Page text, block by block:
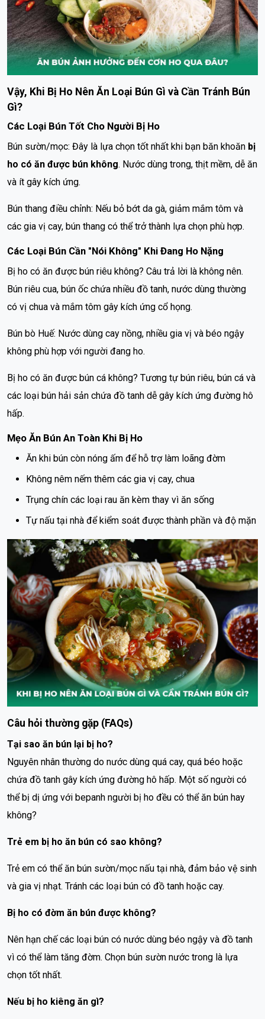
Vậy, Khi Bị Ho Nên Ăn Loại Bún Gì và Cần Tránh Bún
Gì?
Các Loại Bún Tốt Cho Người Bị Ho
Bún sườn/mọc: Đây là lựa chọn tốt nhất khi bạn băn khoăn bị
ho có ăn được bún không. Nước dùng trong, thịt mềm, dễ ăn
và ít gây kích ứng.
Bún thang điều chỉnh: Nếu bỏ bớt da gà, giảm mắm tôm và
các gia vị cay, bún thang có thể trở thành lựa chọn phù hợp.
Các Loại Bún Cần "Nói Không" Khi Đang Ho Nặng
Bị ho có ăn được bún riêu không? Câu trả lời là không nên.
Bún riêu cua, bún ốc chứa nhiều đồ tanh, nước dùng thường
có vị chua và mắm tôm gây kích ứng cổ họng.
Bún bò Huế: Nước dùng cay nồng, nhiều gia vị và béo ngậy
không phù hợp với người đang ho.
Bị ho có ăn được bún cá không? Tương tự bún riêu, bún cá và
các loại bún hải sản chứa đồ tanh dễ gây kích ứng đường hô
hấp.
Mẹo Ăn Bún An Toàn Khi Bị Ho
Ăn khi bún còn nóng ấm để hỗ trợ làm loãng đờm
Không nêm nếm thêm các gia vị cay, chua
Trụng chín các loại rau ăn kèm thay vì ăn sống
Tự nấu tại nhà để kiểm soát được thành phần và độ mặn
Câu hỏi thường gặp (FAQs)
Tại sao ăn bún lại bị ho?
Nguyên nhân thường do nước dùng quá cay, quá béo hoặc
chứa đồ tanh gây kích ứng đường hô hấp. Một số người có
thể bị dị ứng với bepanh người bị ho đều có thể ăn bún hay
không?
Trẻ em bị ho ăn bún có sao không?
Trẻ em có thể ăn bún sườn/mọc nấu tại nhà, đảm bảo vệ sinh
và gia vị nhạt. Tránh các loại bún có đồ tanh hoặc cay.
Bị ho có đờm ăn bún được không?
Nên hạn chế các loại bún có nước dùng béo ngậy và đồ tanh
vì có thể làm tăng đờm. Chọn bún sườn nước trong là lựa
chọn tốt nhất.
Nếu bị ho kiêng ăn gì?